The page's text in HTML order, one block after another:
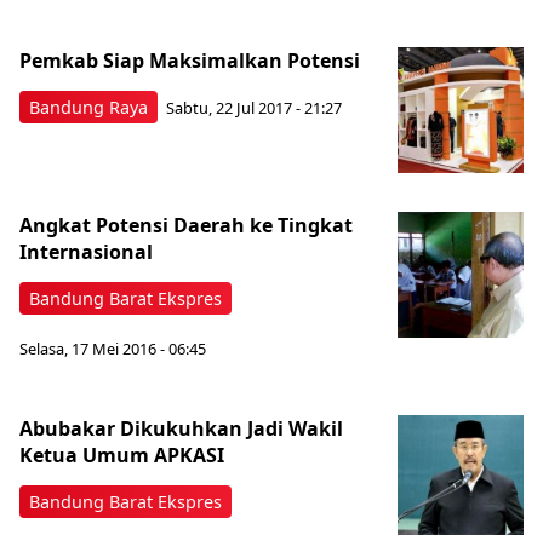
Bandung Raya
Pemkab Siap Maksimalkan Potensi
Sabtu, 22 Jul 2017 - 21:27
Bandung Barat Ekspres
Angkat Potensi Daerah ke Tingkat
Internasional
Selasa, 17 Mei 2016 - 06:45
Bandung Barat Ekspres
Abubakar Dikukuhkan Jadi Wakil
Ketua Umum APKASI